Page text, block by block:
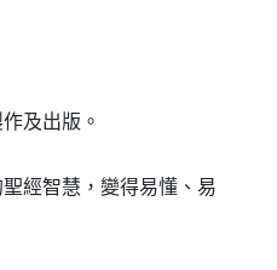
及出版。
經智慧，變得易懂、易